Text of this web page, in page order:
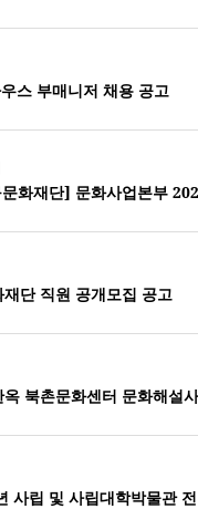
스 부매니저 채용 공고
화재단] 문화사업본부
단 직원 공개모집 공고
북촌문화센터 문화해설
사립 및 사립대학박물관